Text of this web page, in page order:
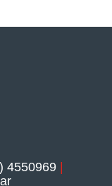
4550969